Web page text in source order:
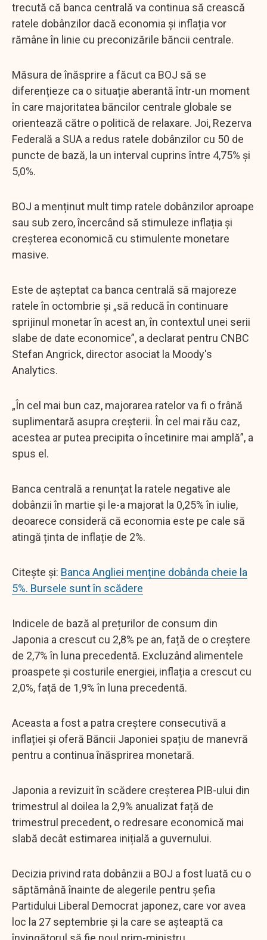
trecută că banca centrală va continua să crească
ratele dobânzilor dacă economia și inflația vor
rămâne în linie cu preconizările băncii centrale.
Măsura de înăsprire a făcut ca BOJ să se
diferențieze ca o situație aberantă într-un moment
în care majoritatea băncilor centrale globale se
orientează către o politică de relaxare. Joi, Rezerva
Federală a SUA a redus ratele dobânzilor cu 50 de
puncte de bază, la un interval cuprins între 4,75% și
5,0%.
BOJ a menținut mult timp ratele dobânzilor aproape
sau sub zero, încercând să stimuleze inflația și
creșterea economică cu stimulente monetare
masive.
Este de așteptat ca banca centrală să majoreze
ratele în octombrie și „să reducă în continuare
sprijinul monetar în acest an, în contextul unei serii
slabe de date economice”, a declarat pentru CNBC
Stefan Angrick, director asociat la Moody's
Analytics.
„În cel mai bun caz, majorarea ratelor va fi o frână
suplimentară asupra creșterii. În cel mai rău caz,
acestea ar putea precipita o încetinire mai amplă”, a
spus el.
Banca centrală a renunțat la ratele negative ale
dobânzii în martie și le-a majorat la 0,25% în iulie,
deoarece consideră că economia este pe cale să
atingă ținta de inflație de 2%.
Citește și: Banca Angliei menține dobânda cheie la
5%. Bursele sunt în scădere
Indicele de bază al prețurilor de consum din
Japonia a crescut cu 2,8% pe an, față de o creștere
de 2,7% în luna precedentă. Excluzând alimentele
proaspete și costurile energiei, inflația a crescut cu
2,0%, față de 1,9% în luna precedentă.
Aceasta a fost a patra creștere consecutivă a
inflației și oferă Băncii Japoniei spațiu de manevră
pentru a continua înăsprirea monetară.
Japonia a revizuit în scădere creșterea PIB-ului din
trimestrul al doilea la 2,9% anualizat față de
trimestrul precedent, o redresare economică mai
slabă decât estimarea inițială a guvernului.
Decizia privind rata dobânzii a BOJ a fost luată cu o
săptămână înainte de alegerile pentru șefia
Partidului Liberal Democrat japonez, care vor avea
loc la 27 septembrie și la care se așteaptă ca